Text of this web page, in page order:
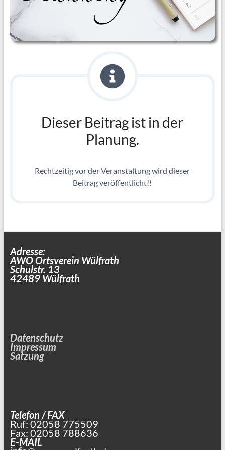
Dieser Beitrag ist in der
Planung.
Rechtzeitig vor der Veranstaltung wird dieser
Beitrag veröffentlicht!!
Adresse:
AWO Ortsverein Wülfrath
Schulstr. 13
42489 Wülfrath
Datenschutz
Impressum
Satzung
Telefon / FAX
Ruf: 02058 775509
Fax: 02058 788636
E-MAIL